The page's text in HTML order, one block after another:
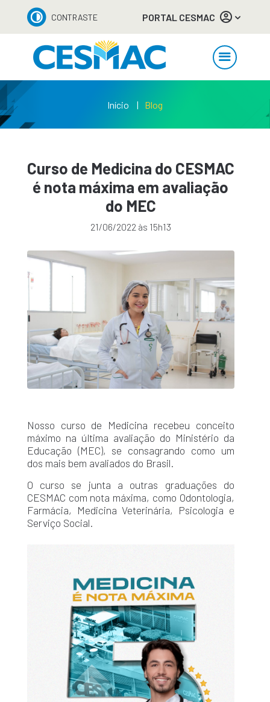
CONTRASTE PORTAL CESMAC
Início Blog
Curso de Medicina do CESMAC
é nota máxima em avaliação
do MEC
21/06/2022 às 15h13
Nosso curso de Medicina recebeu conceito
máximo na última avaliação do Ministério da
Educação (MEC), se consagrando como um
dos mais bem avaliados do Brasil.
O curso se junta a outras graduações do
CESMAC com nota máxima, como Odontologia,
Farmácia, Medicina Veterinária, Psicologia e
Serviço Social.